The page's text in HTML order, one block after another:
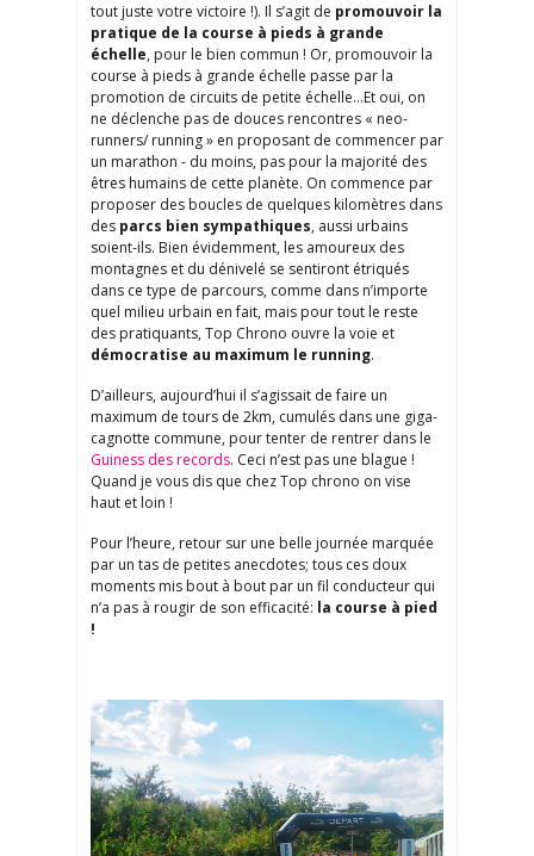
tout juste votre victoire !). Il s’agit de promouvoir la
pratique de la course à pieds à grande
échelle, pour le bien commun ! Or, promouvoir la
course à pieds à grande échelle passe par la
promotion de circuits de petite échelle…Et oui, on
ne déclenche pas de douces rencontres « neo-
runners/ running » en proposant de commencer par
un marathon - du moins, pas pour la majorité des
êtres humains de cette planète. On commence par
proposer des boucles de quelques kilomètres dans
des parcs bien sympathiques, aussi urbains
soient-ils. Bien évidemment, les amoureux des
montagnes et du dénivelé se sentiront étriqués
dans ce type de parcours, comme dans n’importe
quel milieu urbain en fait, mais pour tout le reste
des pratiquants, Top Chrono ouvre la voie et
démocratise au maximum le running.
D’ailleurs, aujourd’hui il s’agissait de faire un
maximum de tours de 2km, cumulés dans une giga-
cagnotte commune, pour tenter de rentrer dans le
Guiness des records. Ceci n’est pas une blague !
Quand je vous dis que chez Top chrono on vise
haut et loin !
Pour l’heure, retour sur une belle journée marquée
par un tas de petites anecdotes; tous ces doux
moments mis bout à bout par un fil conducteur qui
n’a pas à rougir de son efficacité: la course à pied
!